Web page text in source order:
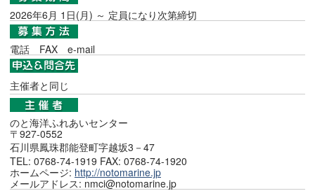
2026年6月 1日(月) ～ 定員になり次第締切
電話 FAX e-mail
主催者と同じ
のと海洋ふれあいセンター
〒927-0552
石川県鳳珠郡能登町字越坂3－47
TEL: 0768-74-1919 FAX: 0768-74-1920
ホームページ: http://notomarine.jp
メールアドレス: nmci@notomarine.jp